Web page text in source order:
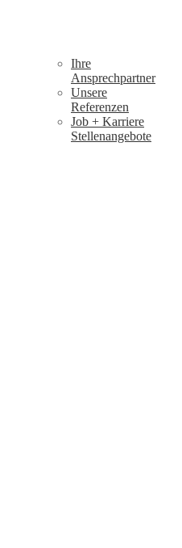
Ihre
Ansprechpartner
Unsere
Referenzen
Job + Karriere
Stellenangebote